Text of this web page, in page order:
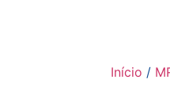
Início /